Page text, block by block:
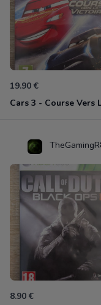
19.90 €
8.90 €